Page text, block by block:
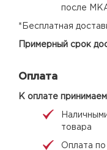
после
*Бесплатная
Примерный срок
Оплата
К оплате принимаем
товара
Оплата по